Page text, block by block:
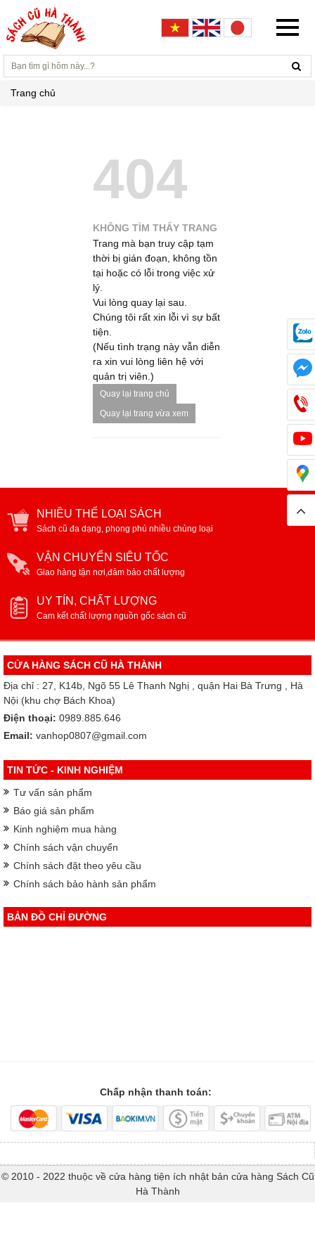
Trang chủ
404
KHÔNG TÌM THẤY TRANG
Trang mà bạn truy cập tạm
thời bị gián đoạn, không tồn
tại hoặc có lỗi trong việc xử
lý.
Vui lòng quay lại sau.
Chúng tôi rất xin lỗi vì sự bất
tiện.
(Nếu tình trạng này vẫn diễn
ra xin vui lòng liên hệ với
quản trị viên.)
Quay lại trang chủ
Quay lại trang vừa xem
NHIỀU THỂ LOẠI SÁCH
Sách cũ đa dạng, phong phú nhiều chủng loại
VẬN CHUYỂN SIÊU TỐC
Giao hàng tận nơi,đảm bảo chất lượng
UY TÍN, CHẤT LƯỢNG
Cam kết chất lượng nguồn gốc sách cũ
CỬA HÀNG SÁCH CŨ HÀ THÀNH
Địa chỉ : 27, K14b, Ngõ 55 Lê Thanh Nghị , quận Hai Bà Trưng , Hà
Nội (khu chợ Bách Khoa)
Điện thoại: 0989.885.646
Email: vanhop0807@gmail.com
TIN TỨC - KINH NGHIỆM
Tư vấn sản phẩm
Báo giá sản phẩm
Kinh nghiệm mua hàng
Chính sách vận chuyển
Chính sách đặt theo yêu cầu
Chính sách bảo hành sản phẩm
BẢN ĐỒ CHỈ ĐƯỜNG
Chấp nhận thanh toán:
© 2010 - 2022 thuộc về cửa hàng tiện ích nhật bản cửa hàng Sách Cũ
Hà Thành